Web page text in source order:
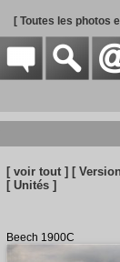
[ Toutes les photos
[ voir tout ] [
[ Unités ]
Beech 1900C